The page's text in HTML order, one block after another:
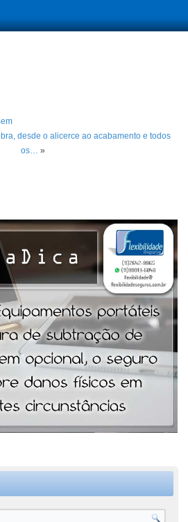
desde o alicerce ao acabamento e todos
os… »